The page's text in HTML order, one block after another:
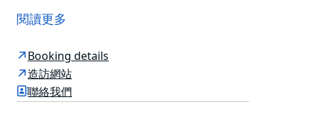
和購物區的中心。
Concourse，對面即是 Chatswood Chase 和 Westfield
Chatswood 購物中心。
無論您是商務旅行還是休閒旅行，開放的綠地、咖啡館和
閱讀更多
Booking details
造訪網站
聯絡我們